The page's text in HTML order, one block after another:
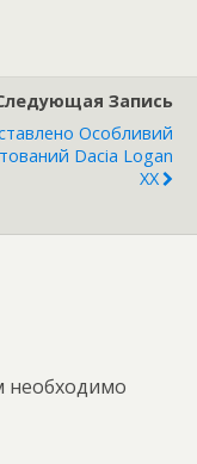
Запись
Особливий
Dacia Logan
XX
необходимо